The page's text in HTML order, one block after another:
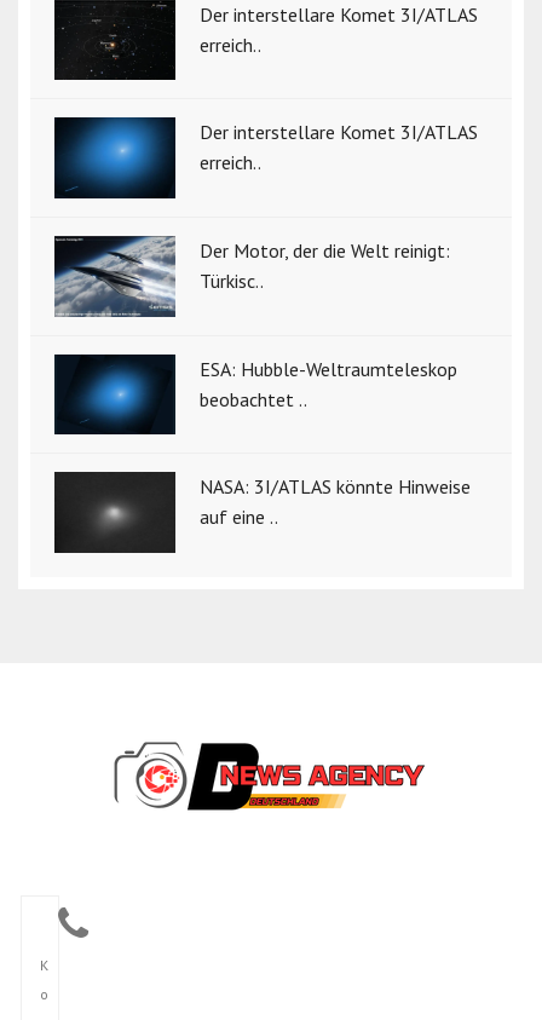
Der interstellare Komet 3I/ATLAS
erreich..
Der interstellare Komet 3I/ATLAS
erreich..
Der Motor, der die Welt reinigt:
Türkisc..
ESA: Hubble-Weltraumteleskop
beobachtet ..
NASA: 3I/ATLAS könnte Hinweise
auf eine ..
K
o